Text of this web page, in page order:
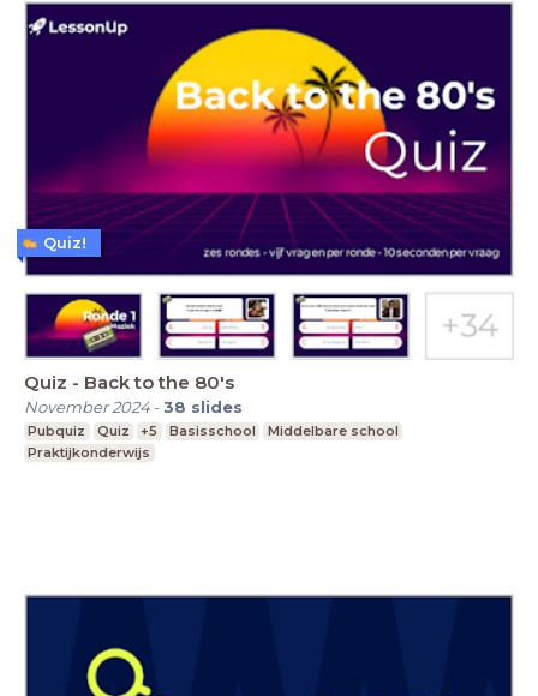
Quiz - Back to the 80's
November 2024-38 slides
Pubquiz Quiz +5 Basisschool
Middelbare school
Praktijkonderwijs
Quiz!